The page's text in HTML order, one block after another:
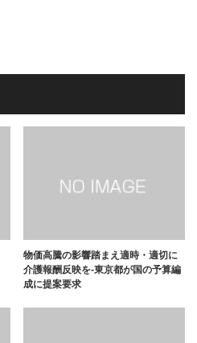
物価高騰の影響踏まえ適時・適切に
介護報酬反映を-東京都が国の予算編
成に提案要求